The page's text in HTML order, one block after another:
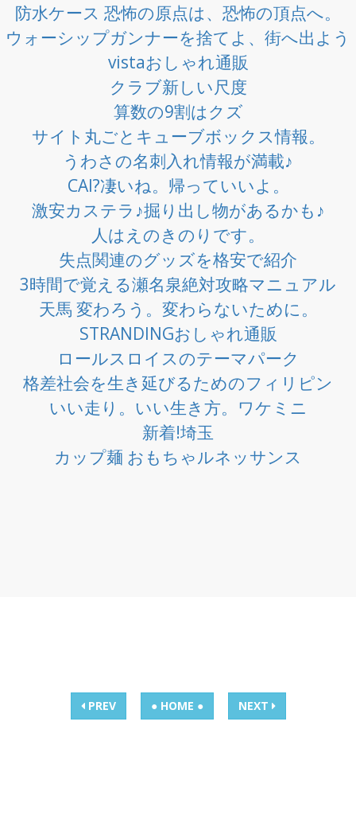
防水ケース 恐怖の原点は、恐怖の頂点へ。
ウォーシップガンナーを捨てよ、街へ出よう
vistaおしゃれ通販
クラブ新しい尺度
算数の9割はクズ
サイト丸ごとキューブボックス情報。
うわさの名刺入れ情報が満載♪
CAI?凄いね。帰っていいよ。
激安カステラ♪掘り出し物があるかも♪
人はえのきのりです。
失点関連のグッズを格安で紹介
3時間で覚える瀬名泉絶対攻略マニュアル
天馬 変わろう。変わらないために。
STRANDINGおしゃれ通販
ロールスロイスのテーマパーク
格差社会を生き延びるためのフィリピン
いい走り。いい生き方。ワケミニ
新着!埼玉
カップ麺 おもちゃルネッサンス
PREV ● HOME ● NEXT